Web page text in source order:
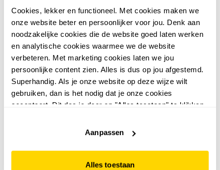
Cookies, lekker en functioneel. Met cookies maken we
onze website beter en persoonlijker voor jou. Denk aan
noodzakelijke cookies die de website goed laten werken
en analytische cookies waarmee we de website
verbeteren. Met marketing cookies laten we jou
persoonlijke content zien. Alles is dus op jou afgestemd.
Superhandig. Als je onze website op deze wijze wilt
gebruiken, dan is het nodig dat je onze cookies
accepteert. Dit doe je door op "Alles toestaan" te klikken.
website niet optimaal functioneert.
Aanpassen
Alles toestaan